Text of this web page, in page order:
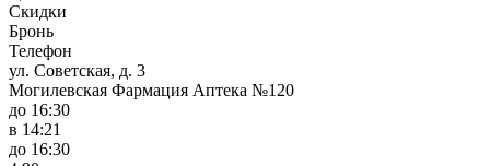
Скидки
Бронь
Телефон
ул. Советская, д. 3
Могилевская Фармация Аптека №120
до 16:30
в 14:21
до 16:30